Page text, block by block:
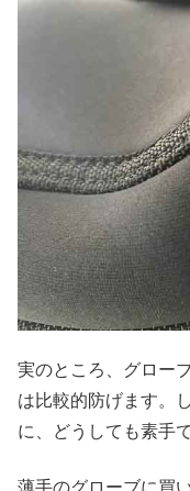
実のところ、グロー
は比較的防げます。
に、どうしても素手
薄手のグローブに買